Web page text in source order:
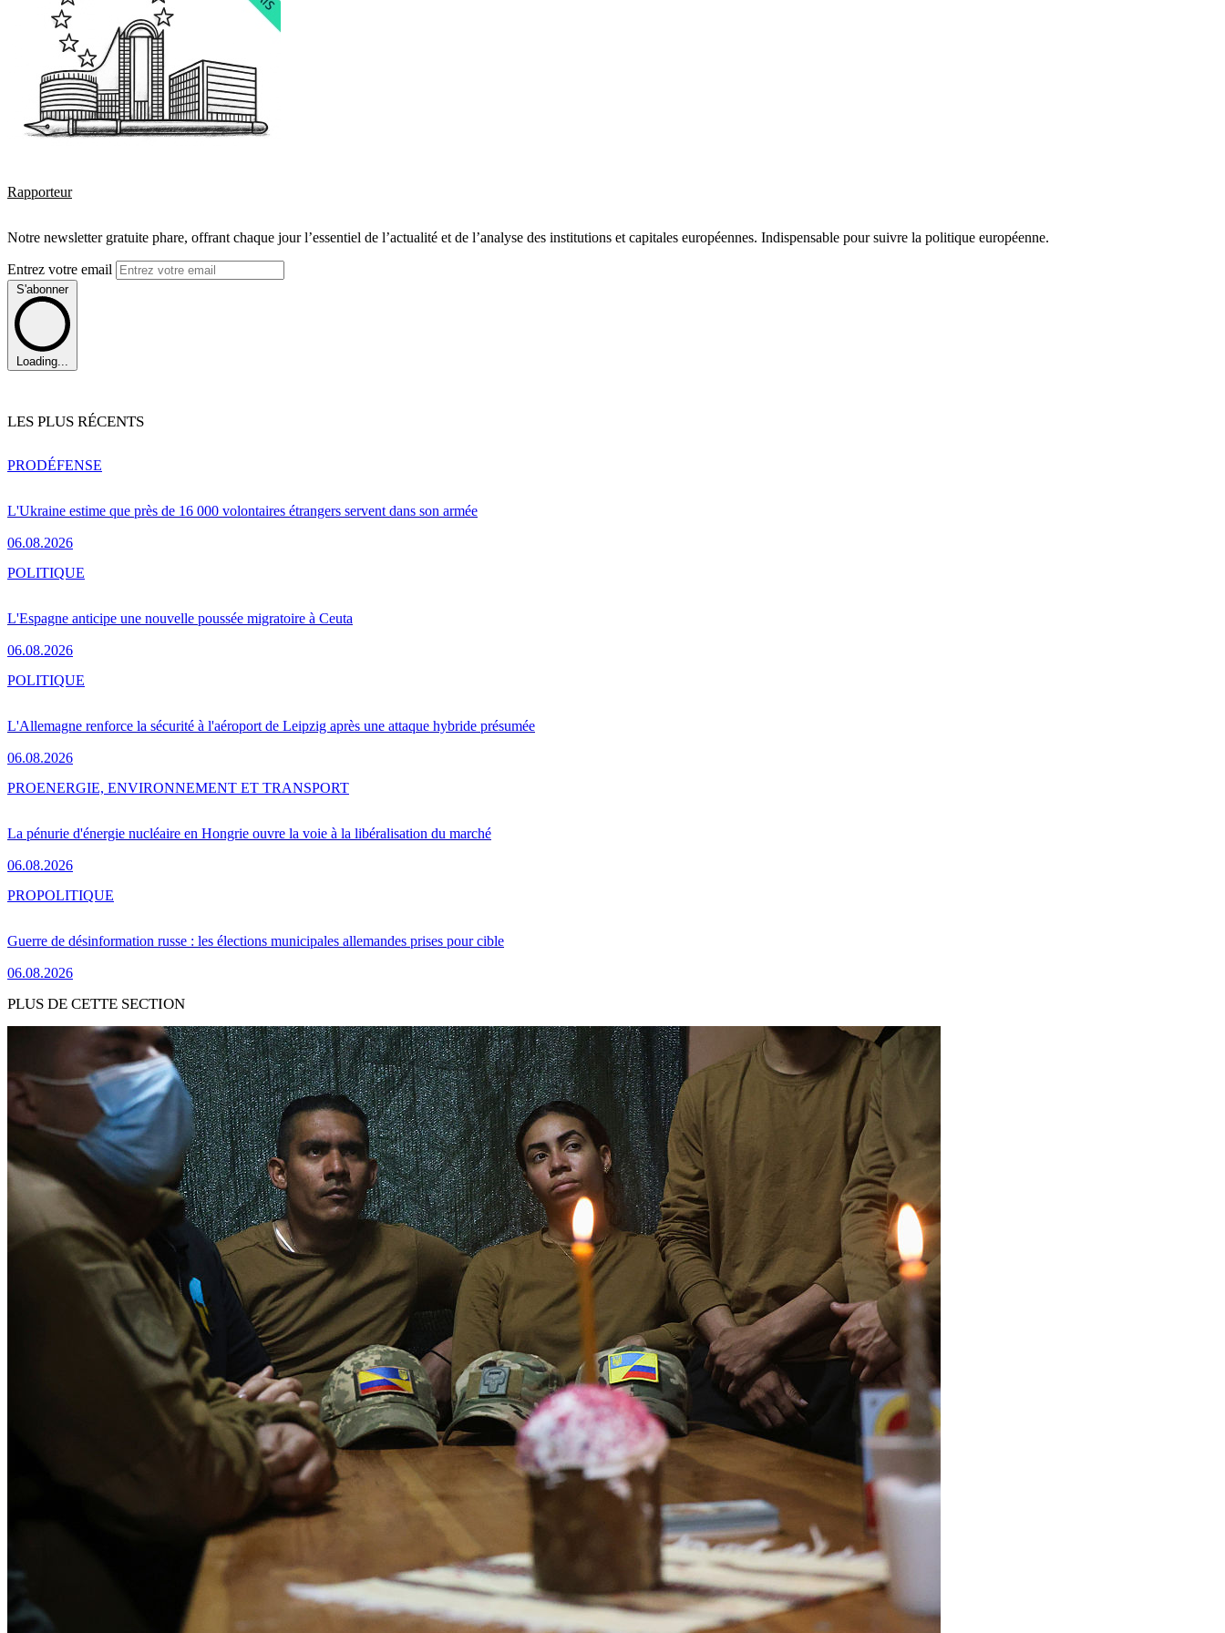
Rapporteur
Notre newsletter gratuite phare, offrant chaque jour l’essentiel de l’actualité et de l’analyse des institutions et capitales européennes. Indispensable pour suivre la politique européenne.
Entrez votre email
S'abonner
Loading...
LES PLUS RÉCENTS
L'Ukraine estime que près de 16 000 volontaires étrangers servent dans son armée
06.08.2026
PRODÉFENSE
L'Espagne anticipe une nouvelle poussée migratoire à Ceuta
06.08.2026
POLITIQUE
L'Allemagne renforce la sécurité à l'aéroport de Leipzig après une attaque hybride présumée
06.08.2026
POLITIQUE
La pénurie d'énergie nucléaire en Hongrie ouvre la voie à la libéralisation du marché
06.08.2026
PROENERGIE, ENVIRONNEMENT ET TRANSPORT
Guerre de désinformation russe : les élections municipales allemandes prises pour cible
06.08.2026
PROPOLITIQUE
PLUS DE CETTE SECTION